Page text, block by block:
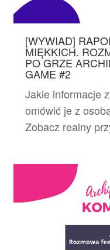
[WYWIAD]
MIĘKKICH.
PO GRZE
GAME #2
Jakie informacje
omówić je z
Zobacz realny